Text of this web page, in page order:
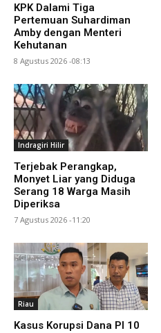
KPK Dalami Tiga
Pertemuan Suhardiman
Amby dengan Menteri
Kehutanan
8 Agustus 2026 -08:13
Indragiri Hilir
Terjebak Perangkap,
Monyet Liar yang Diduga
Serang 18 Warga Masih
Diperiksa
7 Agustus 2026 -11:20
Riau
Kasus Korupsi Dana PI 10